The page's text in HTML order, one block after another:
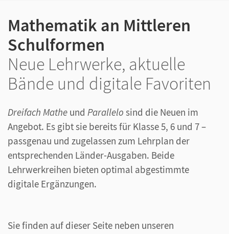
Mathematik an Mittleren
Schulformen
Neue Lehrwerke, aktuelle
Bände und digitale Favoriten
Dreifach Mathe und Parallelo sind die Neuen im
Angebot. Es gibt sie bereits für Klasse 5, 6 und 7 –
passgenau und zugelassen zum Lehrplan der
entsprechenden Länder-Ausgaben. Beide
Lehrwerkreihen bieten optimal abgestimmte
digitale Ergänzungen.
Sie finden auf dieser Seite neben unseren